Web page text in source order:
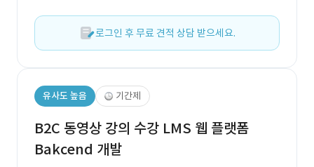
로그인 후 무료 견적 상담 받으세요.
유사도 높음 기간제
B2C 동영상 강의 수강 LMS 웹 플랫폼
Bakcend 개발